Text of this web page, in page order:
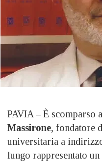
PAVIA – È scomparso
Massirone, fondatore
universitaria a
lungo rappresentato